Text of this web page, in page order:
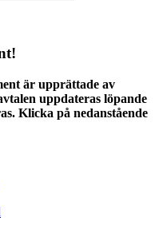
är upprättade av
uppdateras löpande
Klicka på nedanstående